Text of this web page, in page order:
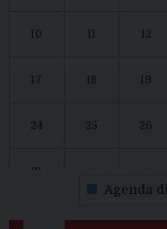
10 11 12
17 18 19
24 25 26
31
Agenda